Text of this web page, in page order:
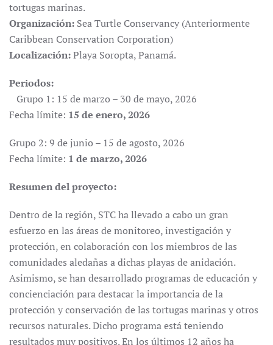
tortugas marinas.
Organización: Sea Turtle Conservancy (Anteriormente
Caribbean Conservation Corporation)
Localización:Playa Soropta, Panamá.
Periodos:
Grupo 1: 15 de marzo – 30 de mayo, 2026
Fecha límite: 15 de enero, 2026
Grupo 2: 9 de junio – 15 de agosto, 2026
Fecha límite: 1 de marzo, 2026
Resumen del proyecto:
Dentro de la región, STC ha llevado a cabo un gran
esfuerzo en las áreas de monitoreo, investigación y
protección, en colaboración con los miembros de las
comunidades aledañas a dichas playas de anidación.
Asimismo, se han desarrollado programas de educación y
concienciación para destacar la importancia de la
protección y conservación de las tortugas marinas y otros
recursos naturales. Dicho programa está teniendo
resultados muy positivos. En los últimos 12 años ha